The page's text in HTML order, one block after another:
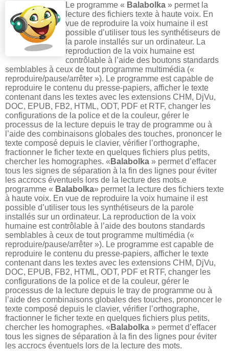
Le programme « Balabolka » permet la
lecture des fichiers texte à haute voix. En
vue de reproduire la voix humaine il est
possible d’utiliser tous les synthétiseurs de
la parole installés sur un ordinateur. La
reproduction de la voix humaine est
contrôlable à l’aide des boutons standards
semblables à ceux de tout programme multimédia («
reproduire/pause/arrêter »). Le programme est capable de
reproduire le contenu du presse-papiers, afficher le texte
contenant dans les textes avec les extensions CHM, DjVu,
DOC, EPUB, FB2, HTML, ODT, PDF et RTF, changer les
configurations de la police et de la couleur, gérer le
processus de la lecture depuis le tray de programme ou à
l’aide des combinaisons globales des touches, prononcer le
texte composé depuis le clavier, vérifier l’orthographe,
fractionner le ficher texte en quelques fichiers plus petits,
chercher les homographes. « Balabolka » permet d’effacer
tous les signes de séparation à la fin des lignes pour éviter
les accrocs éventuels lors de la lecture des mots.e
programme « Balabolka» permet la lecture des fichiers texte
à haute voix. En vue de reproduire la voix humaine il est
possible d’utiliser tous les synthétiseurs de la parole
installés sur un ordinateur. La reproduction de la voix
humaine est contrôlable à l’aide des boutons standards
semblables à ceux de tout programme multimédia («
reproduire/pause/arrêter »). Le programme est capable de
reproduire le contenu du presse-papiers, afficher le texte
contenant dans les textes avec les extensions CHM, DjVu,
DOC, EPUB, FB2, HTML, ODT, PDF et RTF, changer les
configurations de la police et de la couleur, gérer le
processus de la lecture depuis le tray de programme ou à
l’aide des combinaisons globales des touches, prononcer le
texte composé depuis le clavier, vérifier l’orthographe,
fractionner le ficher texte en quelques fichiers plus petits,
chercher les homographes. « Balabolka » permet d’effacer
tous les signes de séparation à la fin des lignes pour éviter
les accrocs éventuels lors de la lecture des mots.